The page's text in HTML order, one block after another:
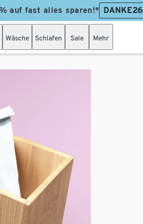
auf fast alles sparen!* DANKE26
Wäsche Schlafen Sale Mehr